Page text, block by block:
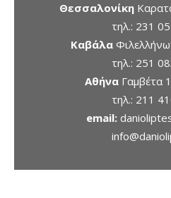
Θεσσαλονίκη
τηλ.: 231
Καβάλα
τηλ.: 251
ΑθήναΓαμβέτα
τηλ.: 211
email: